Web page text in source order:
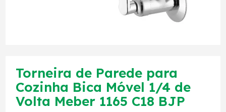
Torneira de Parede para
Cozinha Bica Móvel 1/4 de
Volta Meber 1165 C18 BJP